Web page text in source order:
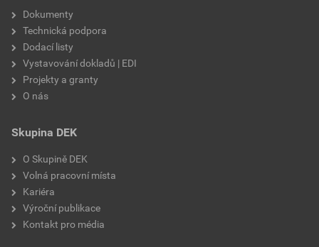
Dokumenty
Technická podpora
Dodací listy
Vystavování dokladů | EDI
Projekty a granty
O nás
Skupina DEK
O Skupině DEK
Volná pracovní místa
Kariéra
Výroční publikace
Kontakt pro média